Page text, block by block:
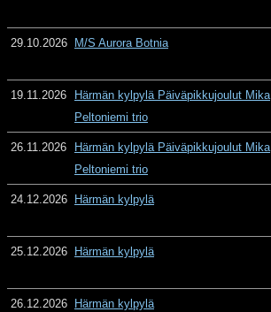
29.10.2026 M/S Aurora Botnia
19.11.2026
Härmän kylpylä Päiväpikkujoulut Mika
Peltoniemi trio
26.11.2026
Härmän kylpylä Päiväpikkujoulut Mika
Peltoniemi trio
24.12.2026 Härmän kylpylä
25.12.2026 Härmän kylpylä
26.12.2026 Härmän kylpylä